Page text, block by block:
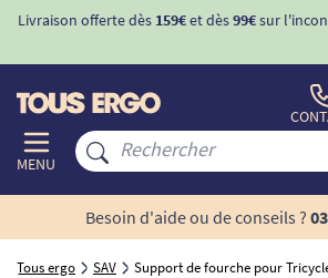
Livraison offerte dès 159€et dès99€sur
MENU
Besoin d'aide ou de conseils ?
Tous ergo SAV Support de fourche pour